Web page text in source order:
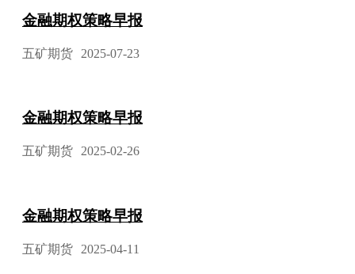
金融期权策略早报
五矿期货 2025-07-23
金融期权策略早报
五矿期货 2025-02-26
金融期权策略早报
五矿期货 2025-04-11